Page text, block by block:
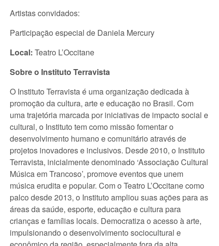
Artistas convidados:
Participação especial de Daniela Mercury
Local: Teatro L’Occitane
Sobre o Instituto Terravista
O Instituto Terravista é uma organização dedicada à
promoção da cultura, arte e educação no Brasil. Com
uma trajetória marcada por iniciativas de impacto social e
cultural, o Instituto tem como missão fomentar o
desenvolvimento humano e comunitário através de
projetos inovadores e inclusivos. Desde 2010, o Instituto
Terravista, inicialmente denominado ‘Associação Cultural
Música em Trancoso’, promove eventos que unem
música erudita e popular. Com o Teatro L’Occitane como
palco desde 2013, o Instituto ampliou suas ações para as
áreas da saúde, esporte, educação e cultura para
crianças e famílias locais. Democratiza o acesso à arte,
impulsionando o desenvolvimento sociocultural e